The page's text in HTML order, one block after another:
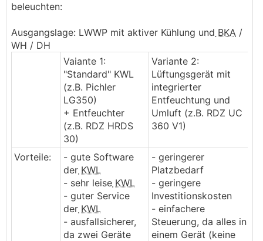
beleuchten:
Ausgangslage: LWWP mit aktiver Kühlung und BKA /
WH / DH
Vaiante 1:
"Standard" KWL
(z.B. Pichler
LG350)
+ Entfeuchter
(z.B. RDZ HRDS
30)
Variante 2:
Lüftungsgerät mit
integrierter
Entfeuchtung und
Umluft (z.B. RDZ UC
360 V1)
Vorteile:
- gute Software
der KWL
- sehr leise KWL
- guter Service
der KWL
- ausfallsicherer,
da zwei Geräte
- geringerer
Platzbedarf
- geringere
Investitionskosten
- einfachere
Steuerung, da alles in
einem Gerät (keine